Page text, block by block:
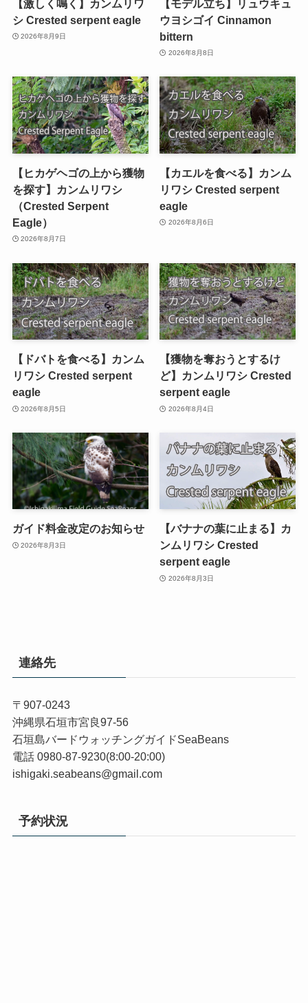
【激しく鳴く】カンムリワ
シ Crested serpent eagle
2026年8月9日
【モデル立ち】リュウキュ
ウヨシゴイ Cinnamon
bittern
2026年8月8日
【ヒカゲヘゴの上から獲物
を探す】カンムリワシ
（Crested Serpent
Eagle）
2026年8月7日
【カエルを食べる】カンム
リワシ Crested serpent
eagle
2026年8月6日
【ドバトを食べる】カンム
リワシ Crested serpent
eagle
2026年8月5日
【獲物を奪おうとするけ
ど】カンムリワシ Crested
serpent eagle
2026年8月4日
ガイド料金改定のお知らせ
2026年8月3日
【バナナの葉に止まる】カ
ンムリワシ Crested
serpent eagle
2026年8月3日
連絡先
〒907-0243
沖縄県石垣市宮良97-56
石垣島バードウォッチングガイドSeaBeans
電話 0980-87-9230(8:00-20:00)
ishigaki.seabeans@gmail.com
予約状況